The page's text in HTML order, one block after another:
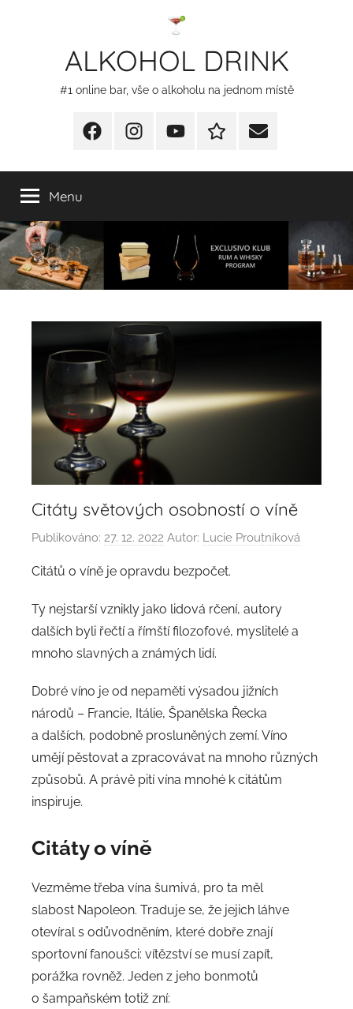
ALKOHOL DRINK
#1 online bar, vše o alkoholu na jednom místě
FacebookInstagram
YT
Redakční
E-
Menu
Citáty světových osobností o víně
Publikováno: 27. 12. 2022 Autor: Lucie Proutníková
Citátů o víně je opravdu bezpočet.
Ty nejstarší vznikly jako lidová rčení, autory
dalších byli řečtí a římští filozofové, myslitelé a
mnoho slavných a známých lidí.
Dobré víno je od nepaměti výsadou jižních
národů – Francie, Itálie, Španělska Řecka
a dalších, podobně prosluněných zemí. Víno
umějí pěstovat a zpracovávat na mnoho různých
způsobů. A právě pití vína mnohé k citátům
inspiruje.
Citáty o víně
Vezměme třeba vína šumivá, pro ta měl
slabost Napoleon. Traduje se, že jejich láhve
otevíral s odůvodněním, které dobře znají
sportovní fanoušci: vítězství se musí zapít,
porážka rovněž. Jeden z jeho bonmotů
o šampaňském totiž zní: